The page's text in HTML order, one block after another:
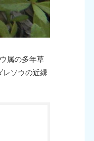
属の多年草
レソウの近縁